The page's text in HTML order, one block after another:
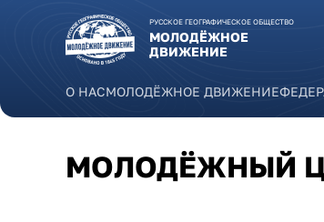
РУССКОЕ ГЕОГРАФИЧЕСКОЕ ОБЩЕСТВО
МОЛОДЁЖНОЕ
ДВИЖЕНИЕ
О НАСМОЛОДЁЖНОЕ ДВИЖЕНИЕ
МОЛОДЁЖНЫЙ